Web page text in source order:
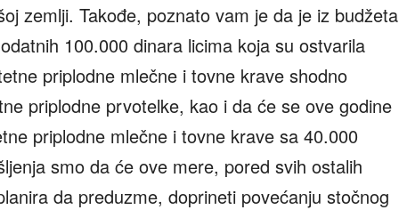
zemlji. Takođe, poznato vam je da je iz budžeta
100.000 dinara licima koja su ostvarila
priplodne mlečne i tovne krave shodno
priplodne prvotelke, kao i da će se ove godine
priplodne mlečne i tovne krave sa 40.000
smo da će ove mere, pored svih ostalih
da preduzme, doprineti povećanju stočnog